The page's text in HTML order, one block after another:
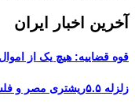
آخرین اخبار ایران
قوه قضاییه: هیچ یک از
زلزله ۵.۵ریشتری مصر و فلسطین را لرزاند